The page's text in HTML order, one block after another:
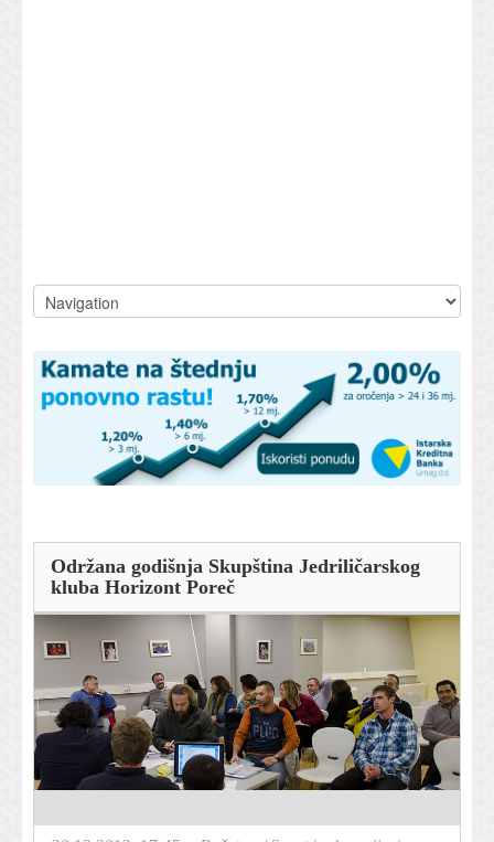
Održana godišnja Skupština Jedriličarskog
kluba Horizont Poreč